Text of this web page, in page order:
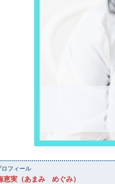
ロフィール
恵実（あまみ めぐみ）